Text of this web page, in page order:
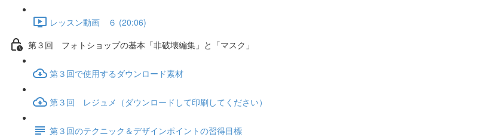
レッスン動画 ６ (20:06)
第３回 フォトショップの基本「非破壊編集」と「マスク」
第３回で使用するダウンロード素材
第３回 レジュメ（ダウンロードして印刷してください）
第３回のテクニック＆デザインポイントの習得目標